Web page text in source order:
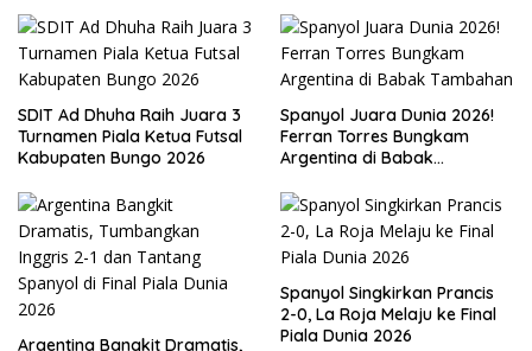
SDIT Ad Dhuha Raih Juara 3
Turnamen Piala Ketua Futsal
Kabupaten Bungo 2026
Spanyol Juara Dunia 2026!
Ferran Torres Bungkam
Argentina di Babak
Argentina Bangkit Dramatis,
Spanyol Singkirkan Prancis
2-0, La Roja Melaju ke Final
Piala Dunia 2026